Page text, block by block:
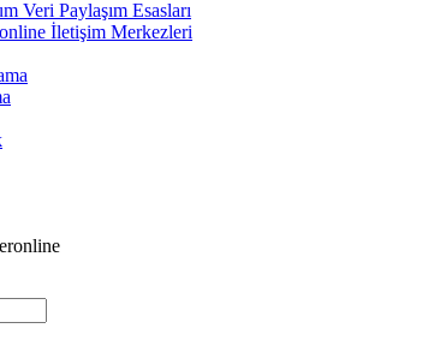
Veri Paylaşım Esasları
İletişim Merkezleri